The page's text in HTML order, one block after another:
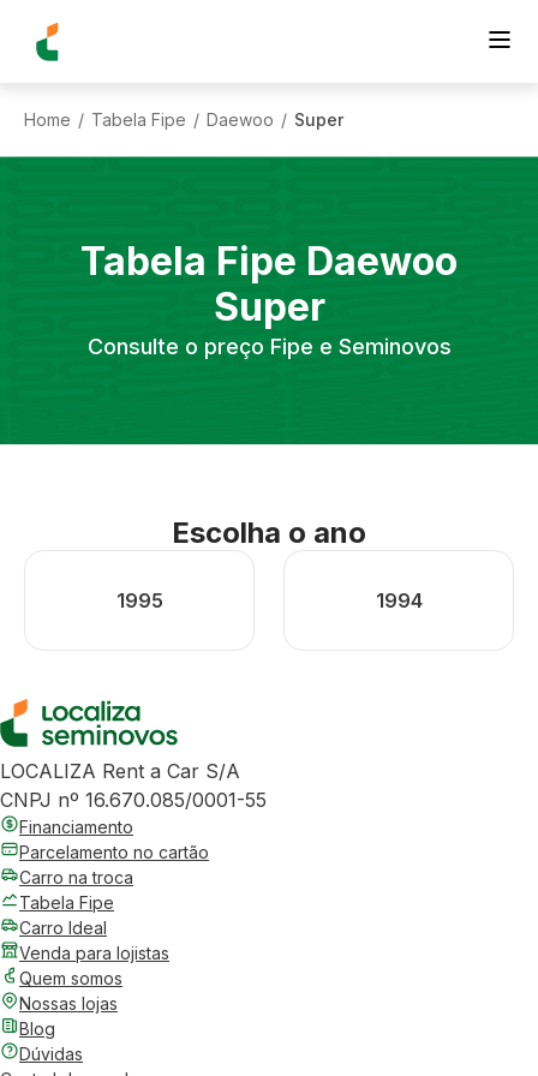
Home / Tabela Fipe / Daewoo / Super
Tabela Fipe Daewoo
Super
Consulte o preço Fipe e Seminovos
Escolha o ano
1995 1994
LOCALIZA Rent a Car S/A
CNPJ nº 16.670.085/0001-55
Financiamento
Parcelamento no cartão
Carro na troca
Tabela Fipe
Carro Ideal
Venda para lojistas
Quem somos
Nossas lojas
Blog
Dúvidas